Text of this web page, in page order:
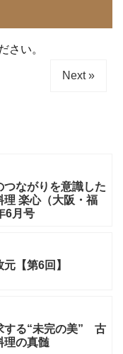
さい。
Next »
つながりを意識した
楽心（大阪・福
月号
【第6回】
する“未完の美” 古
理の真髄